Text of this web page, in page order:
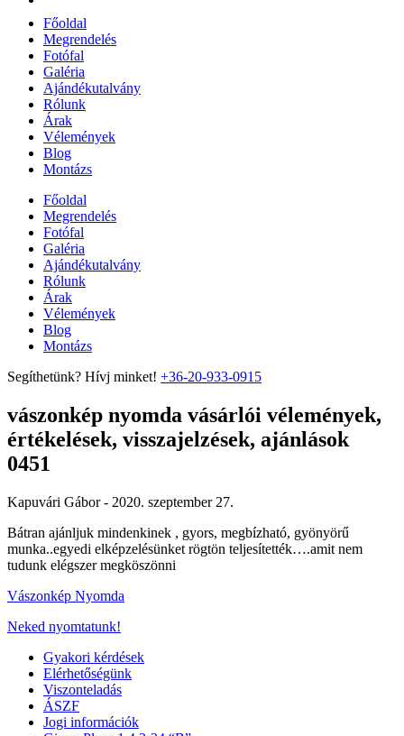
Főoldal
Megrendelés
Fotófal
Galéria
Ajándékutalvány
Rólunk
Árak
Vélemények
Blog
Montázs
Főoldal
Megrendelés
Fotófal
Galéria
Ajándékutalvány
Rólunk
Árak
Vélemények
Blog
Montázs
Segíthetünk? Hívj minket! +36-20-933-0915
vászonkép nyomda vásárlói vélemények,
értékelések, visszajelzések, ajánlások
0451
Kapuvári Gábor - 2020. szeptember 27.
Bátran ajánljuk mindenkinek , gyors, megbízható, gyönyörű
munka..egyedi elképzelésünket rögtön teljesítették….amit nem
tudunk elégszer megköszönni
Vászonkép Nyomda
Neked nyomtatunk!
Gyakori kérdések
Elérhetőségünk
Viszonteladás
ÁSZF
Jogi információk